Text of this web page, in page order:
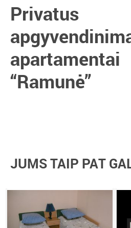
Privatus
apartamentai
“Ramunė”
JUMS TAIP PAT